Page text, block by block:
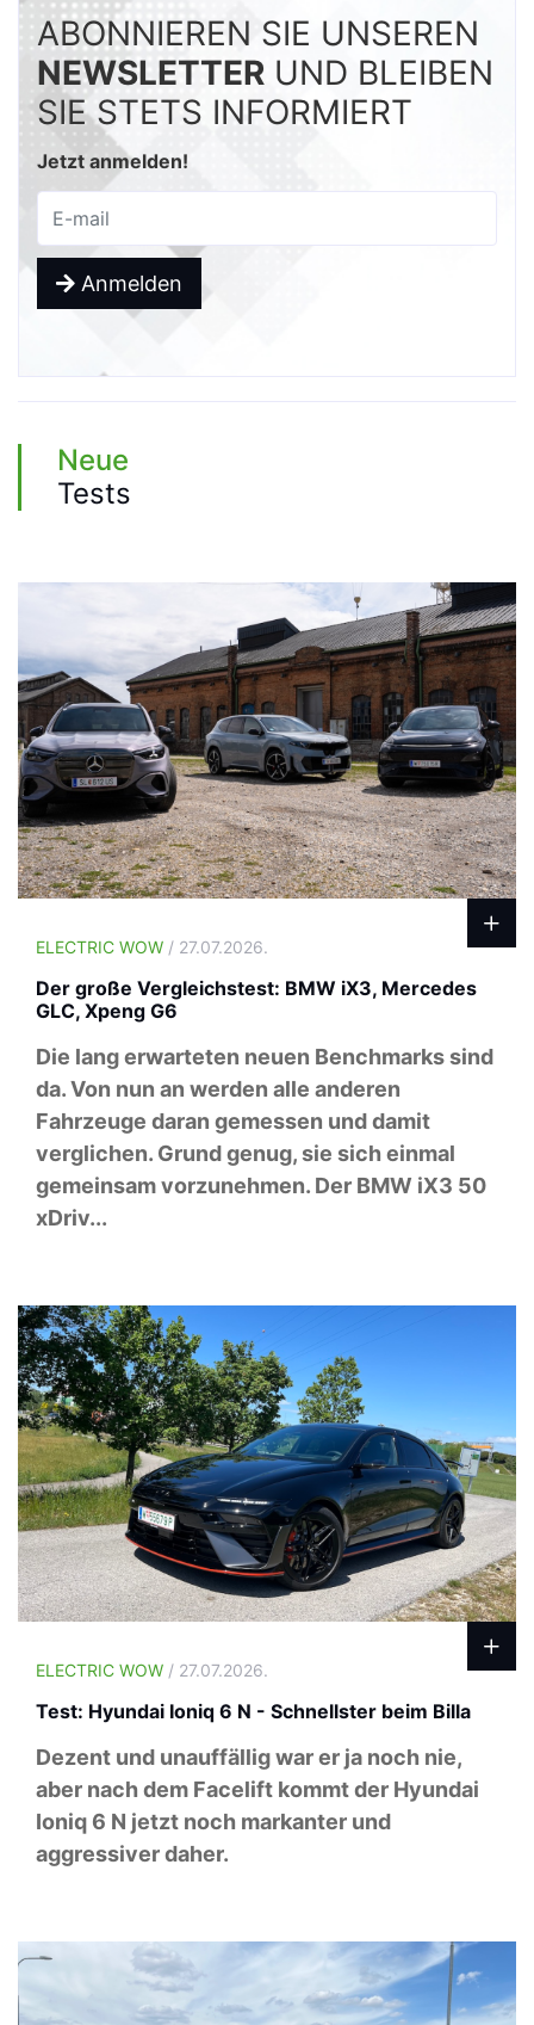
ABONNIEREN SIE UNSEREN
NEWSLETTER UND BLEIBEN
SIE STETS INFORMIERT
Jetzt anmelden!
Anmelden
Neue
Tests
ELECTRIC WOW / 27.07.2026.
Der große Vergleichstest: BMW iX3, Mercedes
GLC, Xpeng G6
Die lang erwarteten neuen Benchmarks sind
da. Von nun an werden alle anderen
Fahrzeuge daran gemessen und damit
verglichen. Grund genug, sie sich einmal
gemeinsam vorzunehmen. Der BMW iX3 50
xDriv...
ELECTRIC WOW / 27.07.2026.
Test: Hyundai Ioniq 6 N - Schnellster beim Billa
Dezent und unauffällig war er ja noch nie,
aber nach dem Facelift kommt der Hyundai
Ioniq 6 N jetzt noch markanter und
aggressiver daher.